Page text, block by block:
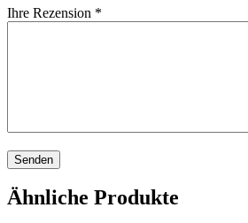
Ihre Rezension *
Ähnliche Produkte